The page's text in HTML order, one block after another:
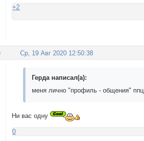
+2
Ср, 19 Авг 2020 12:50:38
Герда написал(а):
меня лично "профиль - общения" ппц
Ни вас одну
0